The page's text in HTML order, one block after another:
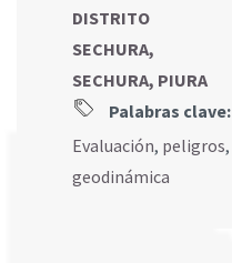
DISTRITO
SECHURA,
SECHURA, PIURA
Palabras clave:
Evaluación, peligros,
geodinámica